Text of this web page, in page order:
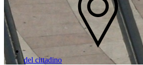
del cittadino